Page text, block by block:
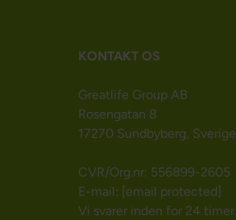
KONTAKT OS
Greatlife Group AB
Rosengatan 8
17270 Sundbyberg, Sverige
CVR/Org.nr: 556899-2605
E-mail: [email protected]
Vi svarer inden for 24 timer